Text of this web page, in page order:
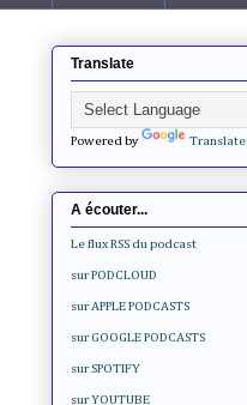
Translate
Powered by Translate
A écouter...
Le flux RSS du podcast
sur PODCLOUD
sur APPLE PODCASTS
sur GOOGLE PODCASTS
sur SPOTIFY
sur YOUTUBE